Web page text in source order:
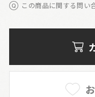
この商品に関する問い